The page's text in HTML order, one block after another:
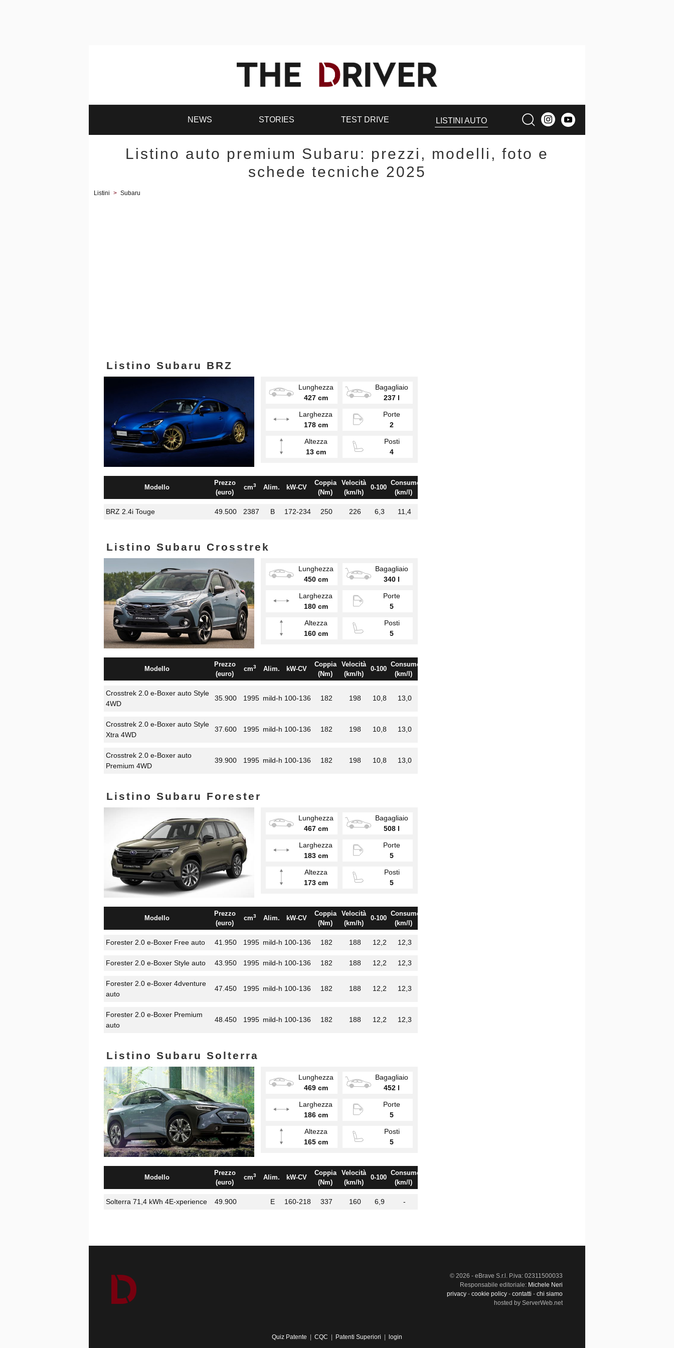
NEWS STORIES TEST DRIVE LISTINI AUTO
Listino auto premium Subaru: prezzi, modelli, foto e
schede tecniche 2025
Listini > Subaru
Listino Subaru BRZ
Lunghezza
427 cm
Bagagliaio
237 l
Larghezza
178 cm
Porte
2
Altezza
13 cm
Posti
4
Modello
Prezzo
(euro)
cm3 Alim. kW-CV
Coppia
(Nm)
Velocità
(km/h)
0-100
Consumo
(km/l)
BRZ 2.4i Touge 49.500 2387 B 172-234 250 226 6,3 11,4
Listino Subaru Crosstrek
Lunghezza
450 cm
Bagagliaio
340 l
Larghezza
180 cm
Porte
5
Altezza
160 cm
Posti
5
Modello
Prezzo
(euro)
cm3 Alim. kW-CV
Coppia
(Nm)
Velocità
(km/h)
0-100
Consumo
(km/l)
Crosstrek 2.0 e-Boxer auto Style
4WD
35.900 1995 mild-h 100-136 182 198 10,8 13,0
Crosstrek 2.0 e-Boxer auto Style
Xtra 4WD
37.600 1995 mild-h 100-136 182 198 10,8 13,0
Crosstrek 2.0 e-Boxer auto
Premium 4WD
39.900 1995 mild-h 100-136 182 198 10,8 13,0
Listino Subaru Forester
Lunghezza
467 cm
Bagagliaio
508 l
Larghezza
183 cm
Porte
5
Altezza
173 cm
Posti
5
Modello
Prezzo
(euro)
cm3 Alim. kW-CV
Coppia
(Nm)
Velocità
(km/h)
0-100
Consumo
(km/l)
Forester 2.0 e-Boxer Free auto 41.950 1995 mild-h 100-136 182 188 12,2 12,3
Forester 2.0 e-Boxer Style auto 43.950 1995 mild-h 100-136 182 188 12,2 12,3
Forester 2.0 e-Boxer 4dventure
auto
47.450 1995 mild-h 100-136 182 188 12,2 12,3
Forester 2.0 e-Boxer Premium
auto
48.450 1995 mild-h 100-136 182 188 12,2 12,3
Listino Subaru Solterra
Lunghezza
469 cm
Bagagliaio
452 l
Larghezza
186 cm
Porte
5
Altezza
165 cm
Posti
5
Modello
Prezzo
(euro)
cm3 Alim. kW-CV
Coppia
(Nm)
Velocità
(km/h)
0-100
Consumo
(km/l)
Solterra 71,4 kWh 4E-xperience 49.900 E 160-218 337 160 6,9 -
© 2026 - eBrave S.r.l. P.iva: 02311500033
Responsabile editoriale: Michele Neri
privacy - cookie policy - contatti - chi siamo
hosted by ServerWeb.net
Quiz Patente CQC Patenti Superiori login